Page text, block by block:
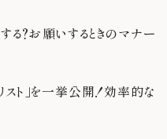
？お願いするときのマナー
スト」を一挙公開！効率的な